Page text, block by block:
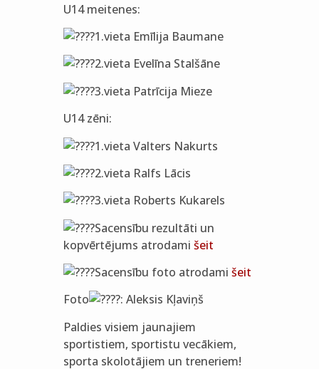
U14 meitenes:
1.vieta Emīlija Baumane
2.vieta Evelīna Stalšāne
3.vieta Patrīcija Mieze
U14 zēni:
1.vieta Valters Nakurts
2.vieta Ralfs Lācis
3.vieta Roberts Kukarels
Sacensību rezultāti un
kopvērtējums atrodami šeit
Sacensību foto atrodami šeit
Foto
: Aleksis Kļaviņš
Paldies visiem jaunajiem
sportistiem, sportistu vecākiem,
sporta skolotājiem un treneriem!